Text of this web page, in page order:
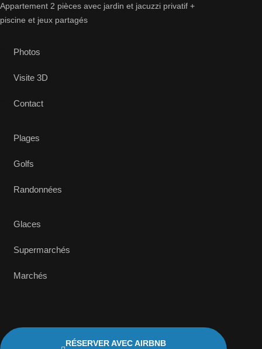
Appartement 2 pièces avec jardin et jacuzzi privatif +
piscine et jeux partagés
Photos
Visite 3D
Contact
Plages
Golfs
Randonnées
Glaces
Supermarchés
Marchés
RÉSERVER AVEC AIRBNB